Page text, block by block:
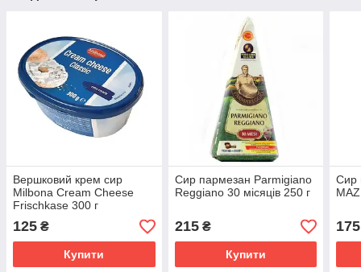
Вершковий крем сир
Milbona Cream Cheese
Frischkase 300 г
125 ₴
Купити
Сир пармезан Parmigiano
Reggiano 30 місяців 250 г
215₴
Купити
Сир
175